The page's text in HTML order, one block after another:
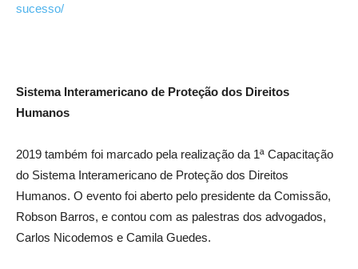
sucesso/
Sistema Interamericano de Proteção dos Direitos
Humanos
2019 também foi marcado pela realização da 1ª Capacitação
do Sistema Interamericano de Proteção dos Direitos
Humanos. O evento foi aberto pelo presidente da Comissão,
Robson Barros, e contou com as palestras dos advogados,
Carlos Nicodemos e Camila Guedes.